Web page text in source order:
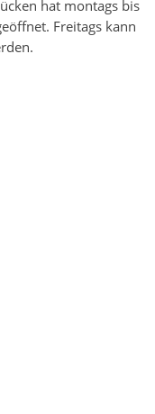
hat montags bis
Freitags kann